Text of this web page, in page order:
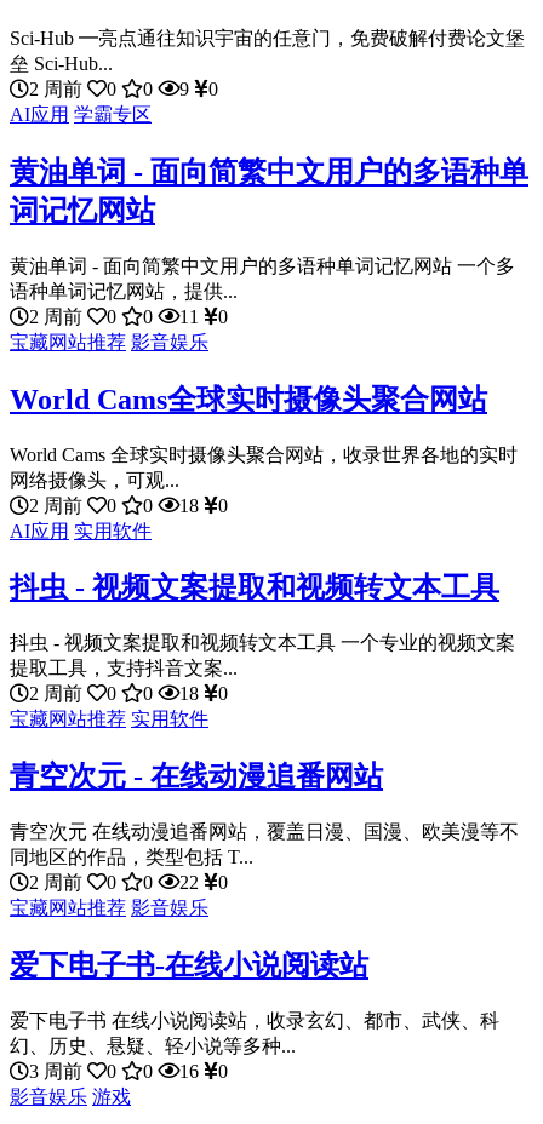
Sci-Hub ━亮点通往知识宇宙的任意门，免费破解付费论文堡
垒 Sci-Hub...
2 周前
0 0 9
0
AI应用 学霸专区
黄油单词 - 面向简繁中文用户的多语种单
词记忆网站
黄油单词 - 面向简繁中文用户的多语种单词记忆网站 一个多
语种单词记忆网站，提供...
2 周前
0 0 11
0
宝藏网站推荐 影音娱乐
World Cams全球实时摄像头聚合网站
World Cams 全球实时摄像头聚合网站，收录世界各地的实时
网络摄像头，可观...
2 周前
0 0 18
0
AI应用 实用软件
抖虫 - 视频文案提取和视频转文本工具
抖虫 - 视频文案提取和视频转文本工具 一个专业的视频文案
提取工具，支持抖音文案...
2 周前
0 0 18
0
宝藏网站推荐 实用软件
青空次元 - 在线动漫追番网站
青空次元 在线动漫追番网站，覆盖日漫、国漫、欧美漫等不
同地区的作品，类型包括 T...
2 周前
0 0 22
0
宝藏网站推荐 影音娱乐
爱下电子书-在线小说阅读站
爱下电子书 在线小说阅读站，收录玄幻、都市、武侠、科
幻、历史、悬疑、轻小说等多种...
3 周前
0 0 16
0
影音娱乐 游戏